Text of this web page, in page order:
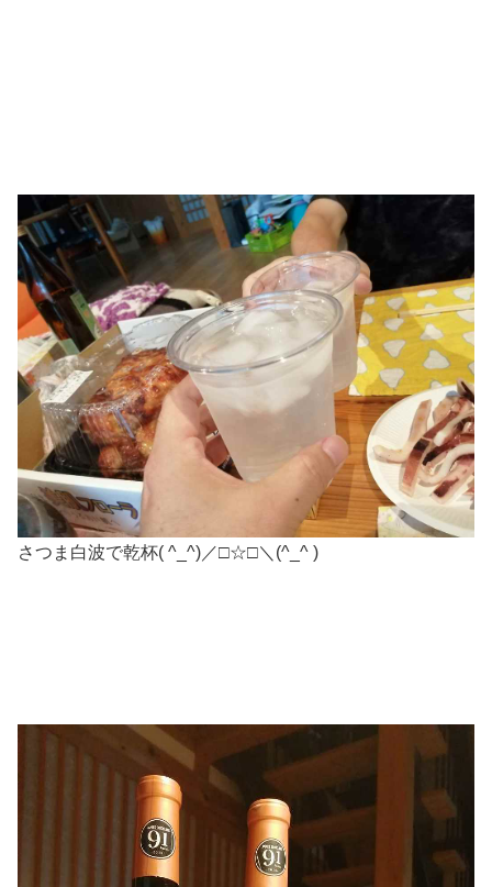
さつま白波で乾杯( ^_^)／□☆□＼(^_^ )